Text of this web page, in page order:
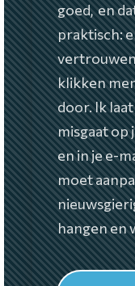
goed, en
praktisch:
klikken
door. Ik
misgaat op
en in je e-
moet
hangen en